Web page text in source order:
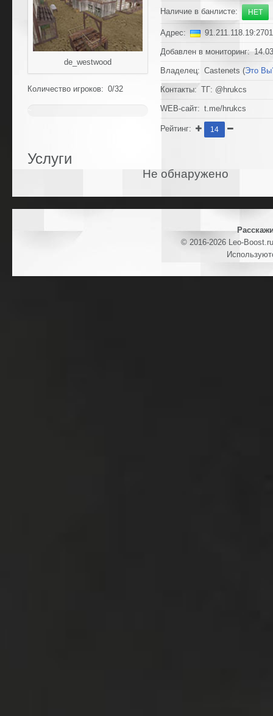
de_westwood
Количество игроков: 0/32
Наличие в банлисте: НЕТ
Адрес:
Добавлен в мониторинг:
Владелец: Castenets (Это
Контакты: ТГ: @hrukcs
WEB-сайт: t.me/hrukcs
Рейтинг: 14
Услуги
Не обнаружено
© 2016-2026 Leo-